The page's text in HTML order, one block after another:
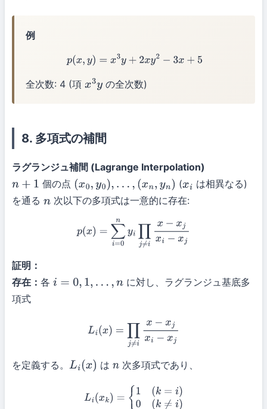
例
p( x,y =x3y+2xy2− 3x +5
全次数: 4 (項x3yの全次数)
8. 多項式の補間
ラグランジュ補間 (Lagrange Interpolation)
n+1 個の点 (x0,y0),… ,( x n, yn) (xi は相異なる)
を通る n次以下の多項式は一意的に存在:
p x i=0n ∏j≠ix −x xi−xj
証明：
存在： 各 i=0, ,… ,n
に対し、ラグランジュ基底多
項式
Li(x) =∏ j≠ix− xjx xj
を定義する。 Li(x) は n 次多項式であり、
L k ( k= 0(k ≠i)